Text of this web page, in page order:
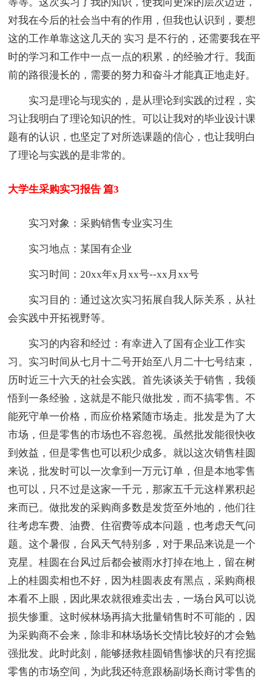
对我在今后的社会当中有的作用，但我也认识到，要想
这的工作单靠这这几天的 实习 是不行的，还需要我在平
时的学习和工作中一点一点的积累，的经验才行。我面
前的路很漫长的，需要的努力和奋斗才能真正地走好。
实习是理论与现实的，是从理论到实践的过程，实
习让我明白了理论知识的性。可以让我对的毕业设计课
题有的认识，也坚定了对所选课题的信心，也让我明白
了理论与实践的是非常的。
大学生采购实习报告 篇3
实习对象：采购销售专业实习生
实习地点：某国有企业
实习时间：20xx年x月xx号--xx月xx号
实习目的：通过这次实习拓展自我人际关系，从社
会实践中开拓视野等。
实习的内容和经过：有幸进入了国有企业工作实
习。实习时间从七月十二号开始至八月二十七号结束，
历时近三十六天的社会实践。首先谈谈关于销售，我领
悟到一条经验，这就是不能只做批发，而不搞零售。不
能死守单一价格，而应价格紧随市场走。批发是为了大
市场，但是零售的市场也不容忽视。虽然批发能很快收
到效益，但是零售也可以积少成多。就以这次销售桂圆
来说，批发时可以一次拿到一万元订单，但是本地零售
也可以，只不过是这家一千元，那家五千元这样累积起
来而已。做批发的采购商多数是发货至外地的，他们往
往考虑车费、油费、住宿费等成本问题，也考虑天气问
题。这个暑假，台风天气特别多，对于果品来说是一个
克星。桂圆在台风过后都会被雨水打掉在地上，留在树
上的桂圆卖相也不好，因为桂圆表皮有黑点，采购商根
本看不上眼，因此果农就很难卖出去，一场台风可以说
损失惨重。这时候林场再搞大批量销售时不可能的，因
为采购商不会来，除非和林场场长交情比较好的才会勉
强批发。此时此刻，能够拯救桂圆销售惨状的只有挖掘
零售的市场空间，为此我还特意跟杨副场长商讨零售的